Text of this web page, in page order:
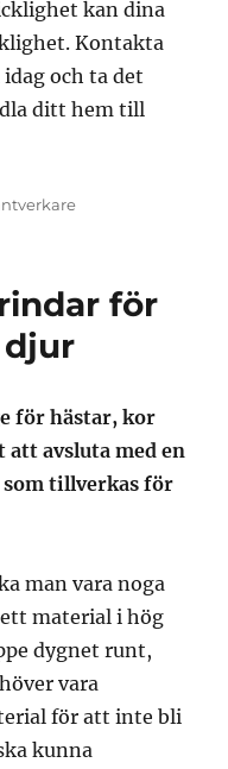
kan dina
Kontakta
och ta det
ditt hem till
för
för hästar, kor
avsluta med en
tillverkas för
man vara noga
material i hög
dygnet runt,
vara
för att inte bli
kunna